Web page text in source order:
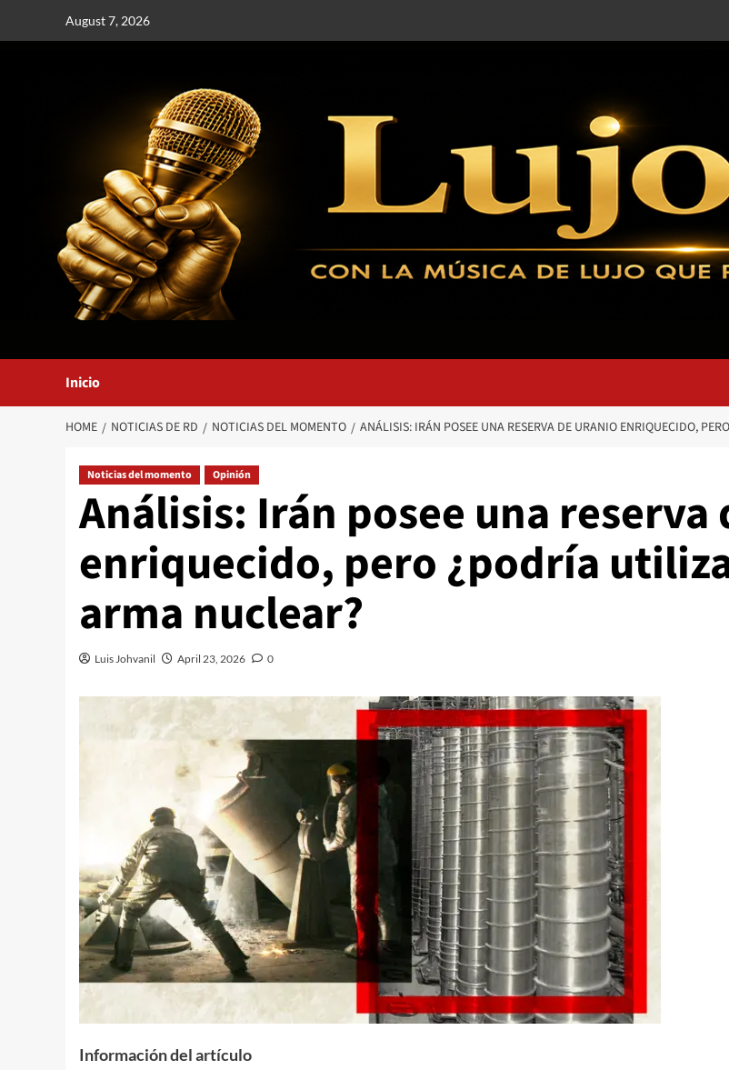
August 7, 2026
Inicio
HOME NOTICIAS DE RD NOTICIAS DEL MOMENTO ANÁLISIS: IRÁN POSEE UNA RESERVA DE URANIO ENRIQUECIDO,
Noticias del momento Opinión
Análisis: Irán posee una reserva
enriquecido, pero ¿podría
arma nuclear?
Luis Johvanil April 23, 2026 0
Información del artículo